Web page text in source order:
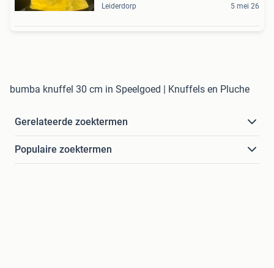
Leiderdorp 5 mei 26
bumba knuffel 30 cm in Speelgoed | Knuffels en Pluche
Gerelateerde zoektermen
Populaire zoektermen